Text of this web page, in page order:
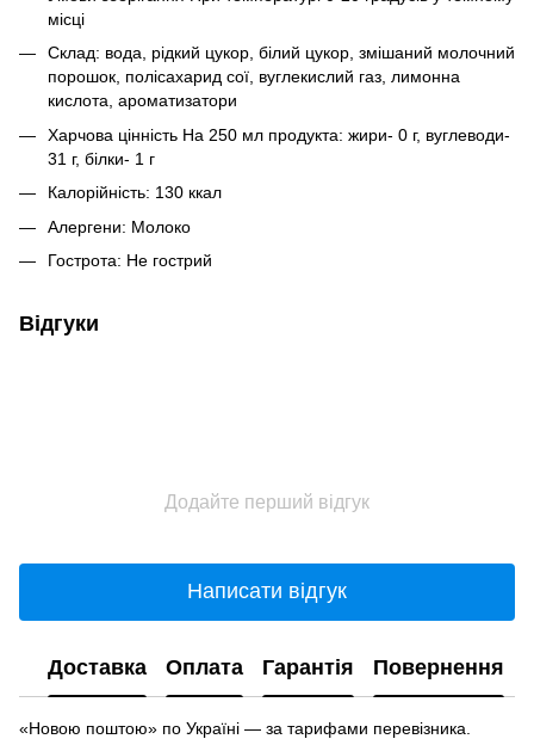
місці
Склад: вода, рідкий цукор, білий цукор, змішаний молочний
порошок, полісахарид сої, вуглекислий газ, лимонна
кислота, ароматизатори
Харчова цінність На 250 мл продукта: жири- 0 г, вуглеводи-
31 г, білки- 1 г
Калорійність: 130 ккал
Алергени: Молоко
Гострота: Не гострий
Відгуки
Додайте перший відгук
Написати відгук
Доставка Оплата Гарантія Повернення
«Новою поштою» по Україні — за тарифами перевізника.